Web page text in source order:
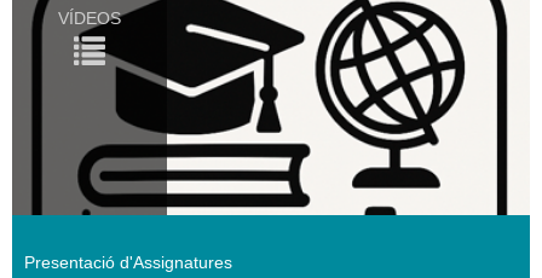
VÍDEOS
Presentació d'Assignatures